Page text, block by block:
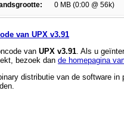
0 MB (0:00 @ 56k)
van UPX v3.91
van UPX v3.91. Als u
bezoek dan de homepagina
distributie van de software